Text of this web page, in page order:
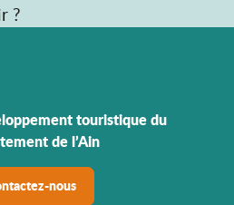
?
touristique du
de l’Ain
nous